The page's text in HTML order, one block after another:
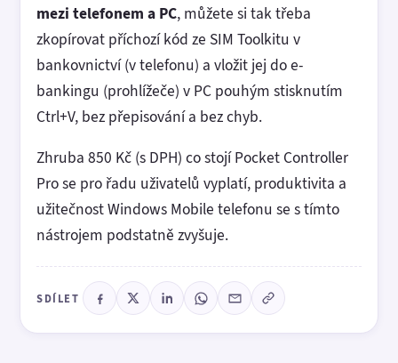
mezi telefonem a PC, můžete si tak třeba
zkopírovat příchozí kód ze SIM Toolkitu v
bankovnictví (v telefonu) a vložit jej do e-
bankingu (prohlížeče) v PC pouhým stisknutím
Ctrl+V, bez přepisování a bez chyb.
Zhruba 850 Kč (s DPH) co stojí Pocket Controller
Pro se pro řadu uživatelů vyplatí, produktivita a
užitečnost Windows Mobile telefonu se s tímto
nástrojem podstatně zvyšuje.
SDÍLET